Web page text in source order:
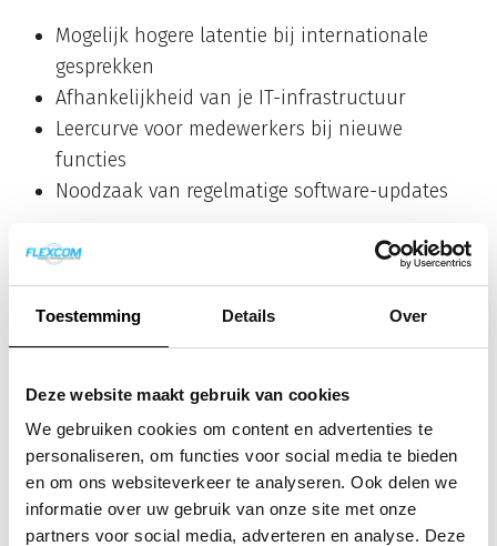
Toestemming Details Over
Deze website maakt gebruik van cookies
We gebruiken cookies om content en advertenties te
personaliseren, om functies voor social media te bieden
en om ons websiteverkeer te analyseren. Ook delen we
informatie over uw gebruik van onze site met onze
partners voor social media, adverteren en analyse. Deze
Mogelijk hogere latentie bij internationale
gesprekken
Afhankelijkheid van je IT-infrastructuur
Leercurve voor medewerkers bij nieuwe
functies
Noodzaak van regelmatige software-updates
Wat kost VoIP-telefonie
voor bedrijven?
VoIP-telefonie kost bedrijven meestal tussen de
afhankelijk van de gekozen functies en
belminuten. Dit is vaak goedkoper dan
traditionele zakelijke telefonie, vooral bij veel
internationale gesprekken of bij bedrijven met
meerdere vestigingen.